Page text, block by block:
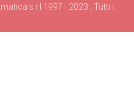
s.r.l 1997 - 2023 , Tutti i